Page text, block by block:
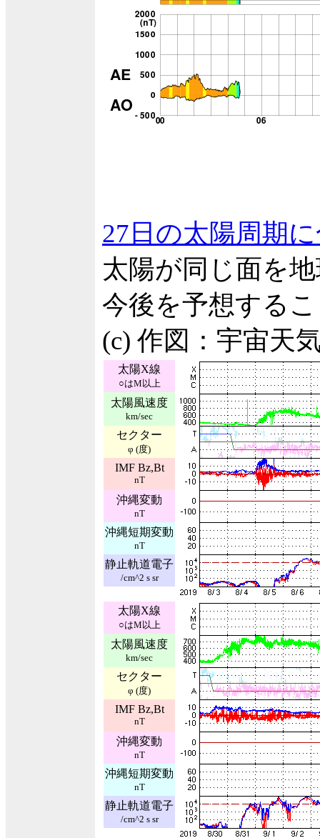
27日の太陽周期
太陽が同じ面を
今後を予想する
(c) 作図：宇宙天
太陽X線
○はM以上
太陽風速度
km/sec
セクター
φ (度)
IMF Bz,Bt
nT
沖縄変動
nT
沖縄短期変動
nT
静止軌道電子
/cm^2 s sr
太陽X線
○はM以上
太陽風速度
km/sec
セクター
φ (度)
IMF Bz,Bt
nT
沖縄変動
nT
沖縄短期変動
nT
静止軌道電子
/cm^2 s sr